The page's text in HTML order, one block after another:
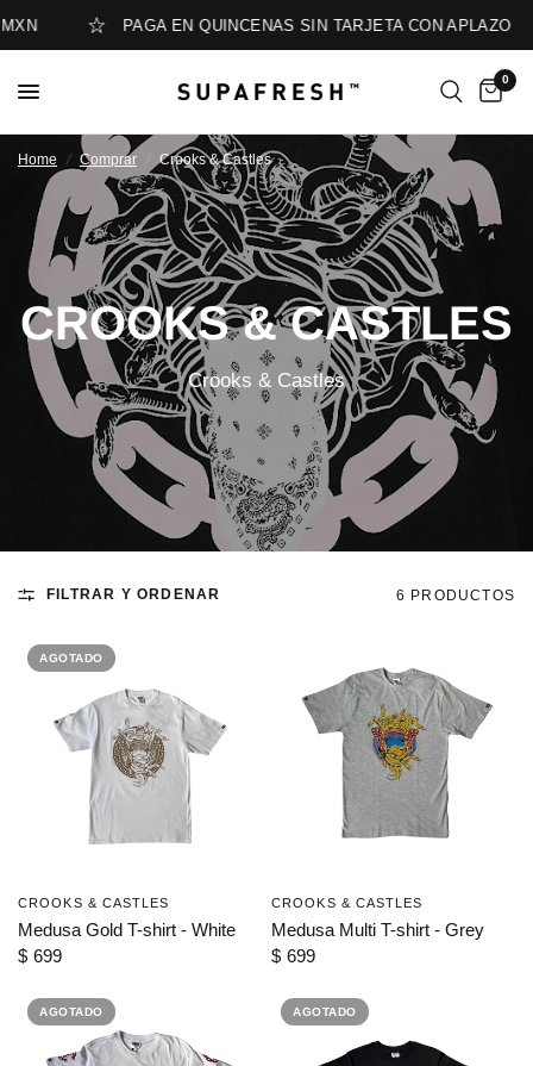
PAGA EN QUINCENAS SIN TARJETA CON APLAZO
0
Home / Comprar Crooks & Castles
CROOKS & CASTLES
Crooks & Castles
FILTRAR Y ORDENAR 6 PRODUCTOS
AGOTADO
VISTA RÁPIDA
CROOKS & CASTLES
Medusa Gold T-shirt - White
$ 699
VISTA RÁPIDA
CROOKS & CASTLES
Medusa Multi T-shirt - Grey
$ 699
AGOTADO AGOTADO